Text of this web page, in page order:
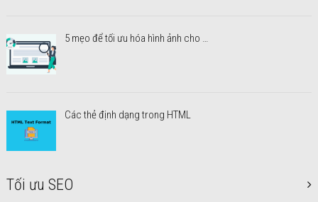
5 mẹo để tối ưu hóa hình ảnh cho …
Các thẻ định dạng trong HTML
Tối ưu SEO